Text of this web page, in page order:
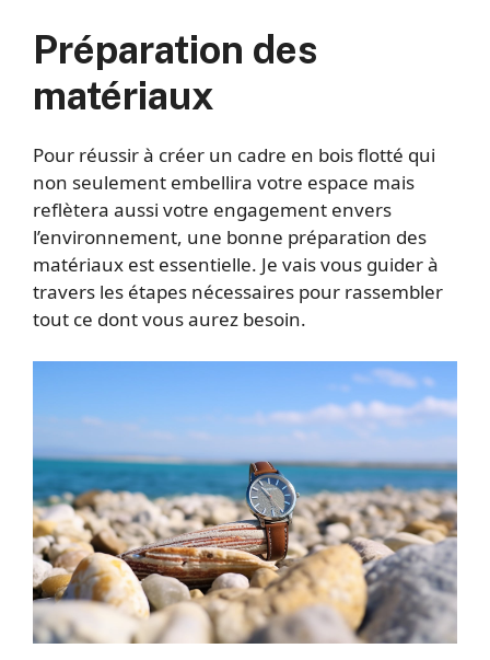
Préparation des
matériaux
Pour réussir à créer un cadre en bois flotté qui
non seulement embellira votre espace mais
reflètera aussi votre engagement envers
l’environnement, une bonne préparation des
matériaux est essentielle. Je vais vous guider à
travers les étapes nécessaires pour rassembler
tout ce dont vous aurez besoin.